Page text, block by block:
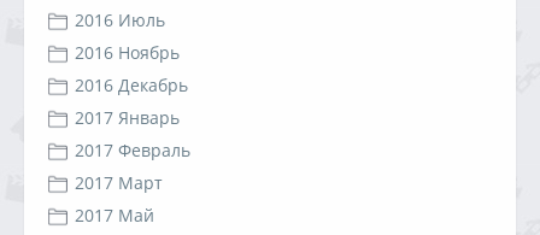
2016 Июль
2016 Ноябрь
2016 Декабрь
2017 Январь
2017 Февраль
2017 Март
2017 Май